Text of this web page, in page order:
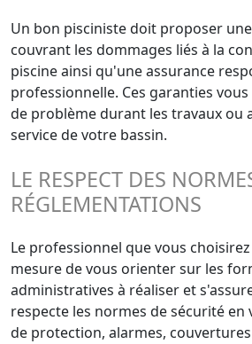
Un bon pisciniste doit proposer
couvrant les dommages liés à la
piscine ainsi qu'une assurance
professionnelle. Ces garanties
de problème durant les travaux ou
service de votre bassin.
LE RESPECT DES
RÉGLEMENTATIONS
Le professionnel que vous
mesure de vous orienter sur les
administratives à réaliser et
respecte les normes de sécurité
de protection, alarmes,